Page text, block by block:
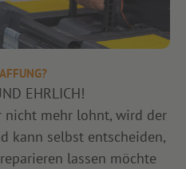
EHRLICH!
nicht mehr lohnt, wird der
kann selbst entscheiden,
lassen möchte